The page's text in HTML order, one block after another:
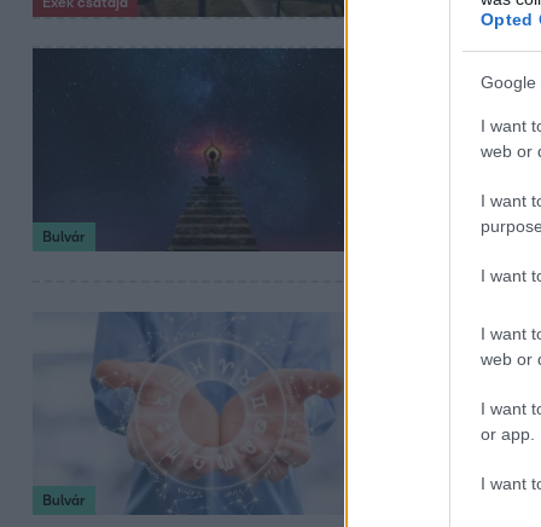
Opted
Google
I want
web or
I want
I want
I want
web or
I want
or app.
I want
Bulvár
Szerelem,
Bulvár
2025. április 25.
Tudod,
emberek?
Fedezd fel,
kreativitás és